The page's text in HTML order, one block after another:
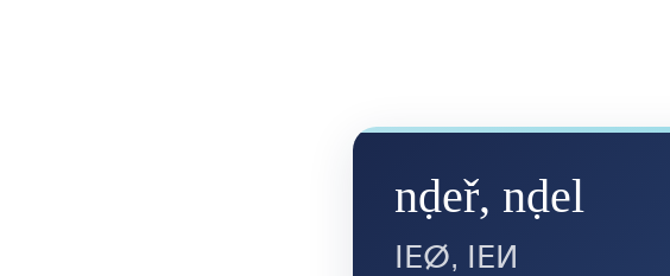
nḍeř, nḍel
ⵏⴹⵁ, ⵏⴹⵍ